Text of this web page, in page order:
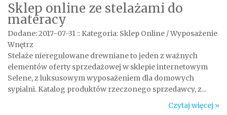
Sklep online ze stelażami do
materacy
Dodane: 2017-07-31 :: Kategoria: Sklep Online / Wyposażenie
Wnętrz
Stelaże nieregulowane drewniane to jeden z ważnych
elementów oferty sprzedażowej w sklepie internetowym
Selene, z luksusowym wyposażeniem dla domowych
sypialni. Katalog produktów rzeczonego sprzedawcy, z...
Czytaj więcej »